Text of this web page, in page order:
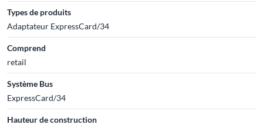
Types de produits
Adaptateur ExpressCard/34
Comprend
retail
Système Bus
ExpressCard/34
Hauteur de construction